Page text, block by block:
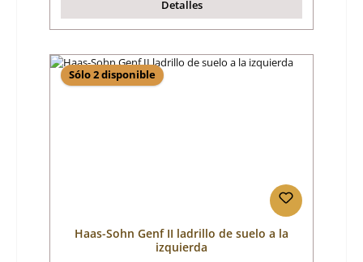
Detalles
Sólo 2 disponible
Haas-Sohn Genf II ladrillo de suelo a la
izquierda